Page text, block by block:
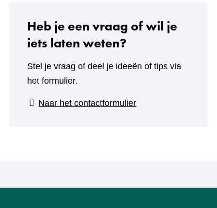
Heb je een vraag of wil je
iets laten weten?
Stel je vraag of deel je ideeën of tips via
het formulier.
Naar het contactformulier(verwijst